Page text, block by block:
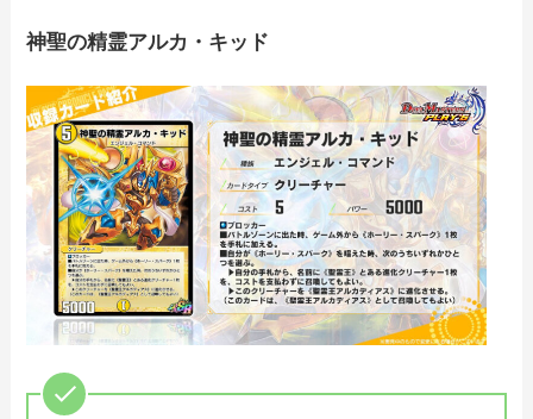
神聖の精霊アルカ・キッド